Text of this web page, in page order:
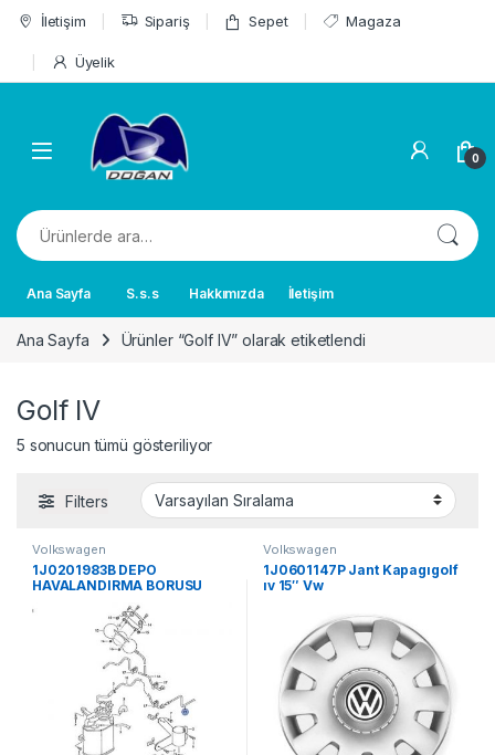
Skip to navigation
Skip to content
İletişim Sipariş Sepet Magaza
Üyelik
0
Ara:
Ana Sayfa S.s.s Hakkımızda İletişim
Ana Sayfa Ürünler “Golf IV” olarak etiketlendi
Golf IV
5 sonucun tümü gösteriliyor
Filters
Volkswagen
1J0201983B DEPO
HAVALANDIRMA BORUSU
Volkswagen
1J0601147P Jant Kapagıgolf
ıv 15″ Vw